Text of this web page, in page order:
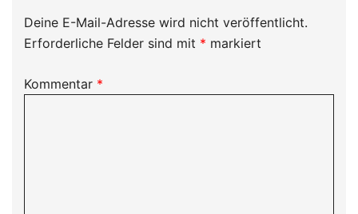
Deine E-Mail-Adresse wird nicht veröffentlicht.
Erforderliche Felder sind mit * markiert
Kommentar *